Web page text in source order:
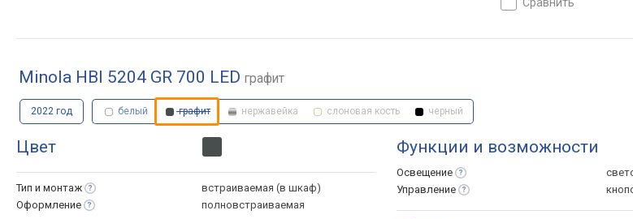
сравнить
Minola HBI 5204 GR 700 LED графит
2022 год белый графит нержавейка слоновая кость черный
Цвет
Тип и монтаж
встраиваемая (в шкаф)
Оформление
полновстраиваемая
Функции и возможности
Освещение
Управление